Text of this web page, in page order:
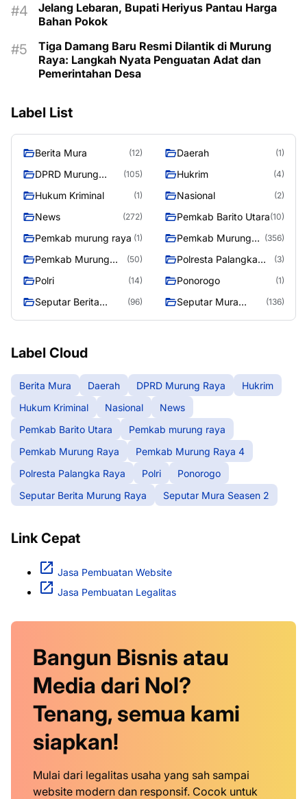
Jelang Lebaran, Bupati Heriyus Pantau Harga
Bahan Pokok
Tiga Damang Baru Resmi Dilantik di Murung
Raya: Langkah Nyata Penguatan Adat dan
Pemerintahan Desa
Label List
Berita Mura (12) Daerah (1)
DPRD Murung
(105) Hukrim (4)
Hukum Kriminal (1) Nasional (2)
News (272) Pemkab Barito Utara(10)
Pemkab murung raya (1)
Pemkab Murung
(356)
Pemkab Murung
(50)
Polresta Palangka
(3)
Polri (14) Ponorogo (1)
Seputar Berita
(96)
Seputar Mura
(136)
Label Cloud
Berita Mura Daerah DPRD Murung Raya
Hukrim
Hukum Kriminal
Nasional
News
Pemkab Barito Utara
Pemkab murung raya
Pemkab Murung Raya
Pemkab Murung Raya 4
Polresta Palangka Raya
Polri
Ponorogo
Seputar Berita Murung Raya
Seputar Mura Seasen 2
Link Cepat
Jasa Pembuatan Website
Jasa Pembuatan Legalitas
Bangun Bisnis atau
Media dari Nol?
Tenang, semua kami
siapkan!
Mulai dari legalitas usaha yang sah sampai
website modern dan responsif. Cocok untuk